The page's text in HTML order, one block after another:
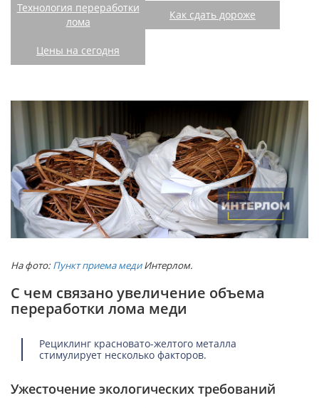
Технология переработки
лома
Как сдать дороже
Цены на сегодня
На фото:Пункт приема медиИнтерлом.
С чем связано увеличение объема
переработки лома меди
Рециклинг красновато-желтого металла
стимулирует несколько факторов.
Ужесточение экологических требований